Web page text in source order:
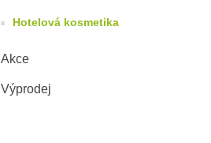
Hotelová kosmetika
Akce
Výprodej